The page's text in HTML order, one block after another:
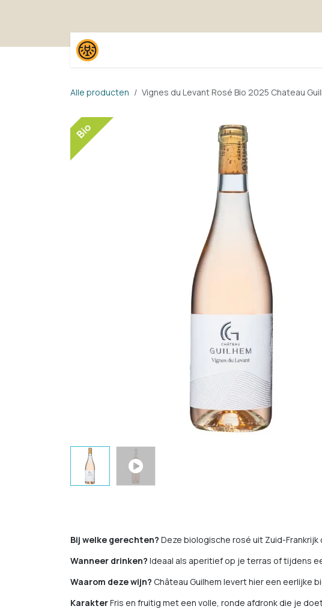
Alle producten Vignes du Levant Rosé Bio 2025 Chateau
Bio
Bij welke gerechten? Deze biologische rosé uit Zuid-
Wanneer drinken? Ideaal als aperitief op je terras of tijdens
Waarom deze wijn? Château Guilhem levert hier een eerlijke
KarakterFris en fruitig met een volle, ronde afdronk die je